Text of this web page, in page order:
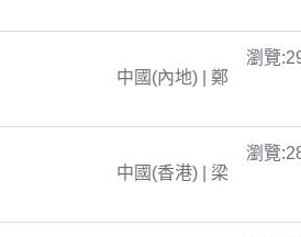
瀏覽
中國(內地) | 鄭
瀏覽
中國(香港) | 梁